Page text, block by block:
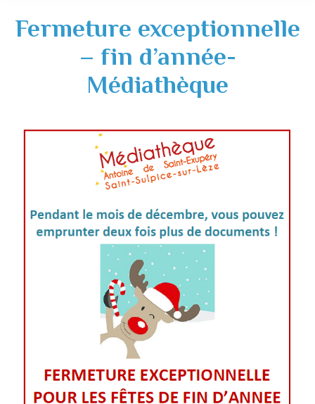
Fermeture exceptionnelle
– fin d’année-
Médiathèque